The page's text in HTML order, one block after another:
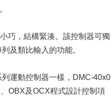
巧，結構緊湊。該控制器可獨
及類比輸入的功能。
運動控制器一樣，DMC-40x0
OBX及OCX程式設計控制項